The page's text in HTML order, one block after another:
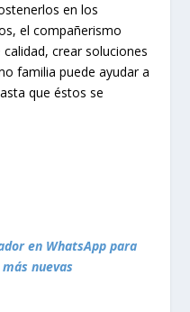
en los
el compañerismo
crear soluciones
familia puede ayudar a
que éstos se
en WhatsApp para
nuevas